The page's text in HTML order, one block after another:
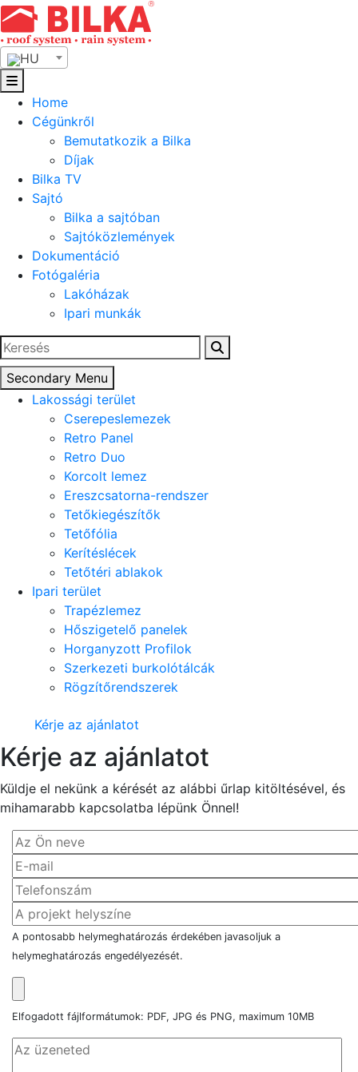
Skip
to
content
HU
Home
Cégünkről
Bemutatkozik a Bilka
Díjak
Bilka TV
Sajtó
Bilka a sajtóban
Sajtóközlemények
Dokumentáció
Fotógaléria
Lakóházak
Ipari munkák
Keresés:
Secondary Menu
Lakossági terület
Cserepeslemezek
Retro Panel
Retro Duo
Korcolt lemez
Ereszcsatorna-rendszer
Tetőkiegészítők
Tetőfólia
Kerítéslécek
Tetőtéri ablakok
Ipari terület
Trapézlemez
Hőszigetelő panelek
Horganyzott Profilok
Szerkezeti burkolótálcák
Rögzítőrendszerek
Kérje az ajánlatot
Kérje az ajánlatot
Küldje el nekünk a kérését az alábbi űrlap kitöltésével, és
mihamarabb kapcsolatba lépünk Önnel!
A pontosabb helymeghatározás érdekében javasoljuk a
helymeghatározás engedélyezését.
Elfogadott fájlformátumok: PDF, JPG és PNG, maximum 10MB